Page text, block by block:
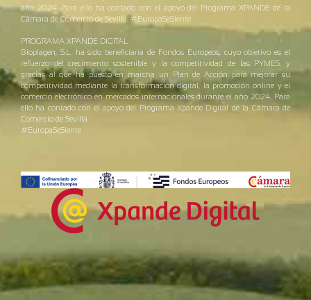
año 2024. Para ello ha contado con el apoyo del Programa XPANDE de la
Cámara de Comercio de Sevilla. #EuropaSeSiente
PROGRAMA XPANDE DIGITAL
Bioplagen, S.L. ha sido beneficiaria de Fondos Europeos, cuyo objetivo es el
refuerzo del crecimiento sostenible y la competitividad de las PYMES, y
gracias al que ha puesto en marcha un Plan de Acción para mejorar su
competitividad mediante la transformación digital, la promoción online y el
comercio electrónico en mercados internacionales durante el año 2024. Para
ello ha contado con el apoyo del Programa Xpande Digital de la Cámara de
Comercio de Sevilla.
#EuropaSeSiente